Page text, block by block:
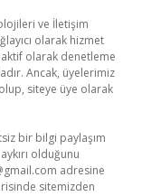
ve İletişim
olarak hizmet
olarak denetleme
Ancak, üyelerimiz
siteye üye olarak
bir bilgi paylaşım
olduğunu
adresine
sitemizden